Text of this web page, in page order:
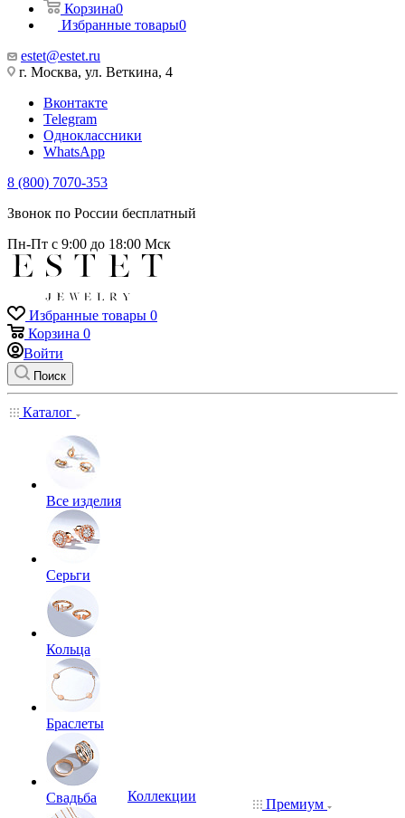
Корзина0
Избранные товары0
estet@estet.ru
г. Москва, ул. Веткина, 4
Вконтакте
Telegram
Одноклассники
WhatsApp
8 (800) 7070-353
Звонок по России бесплатный
Пн-Пт с 9:00 до 18:00 Мск
Избранные товары 0
Корзина 0
Войти
Поиск
Каталог
Все изделия
Серьги
Кольца
Браслеты
Свадьба
Коллекции
Премиум